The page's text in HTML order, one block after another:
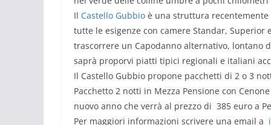
Il Castello Gubbio è una struttura
tutte le esigenze con camere Standar, Superior
trascorrere un Capodanno alternativo, lontano
saprà proporvi piatti tipici regionali e italiani
Il Castello Gubbio propone pacchetti di 2 o 3
Pacchetto 2 notti in Mezza Pensione con
nuovo anno che verrà al prezzo di 385 euro a
Per maggiori informazioni scrivere una email a